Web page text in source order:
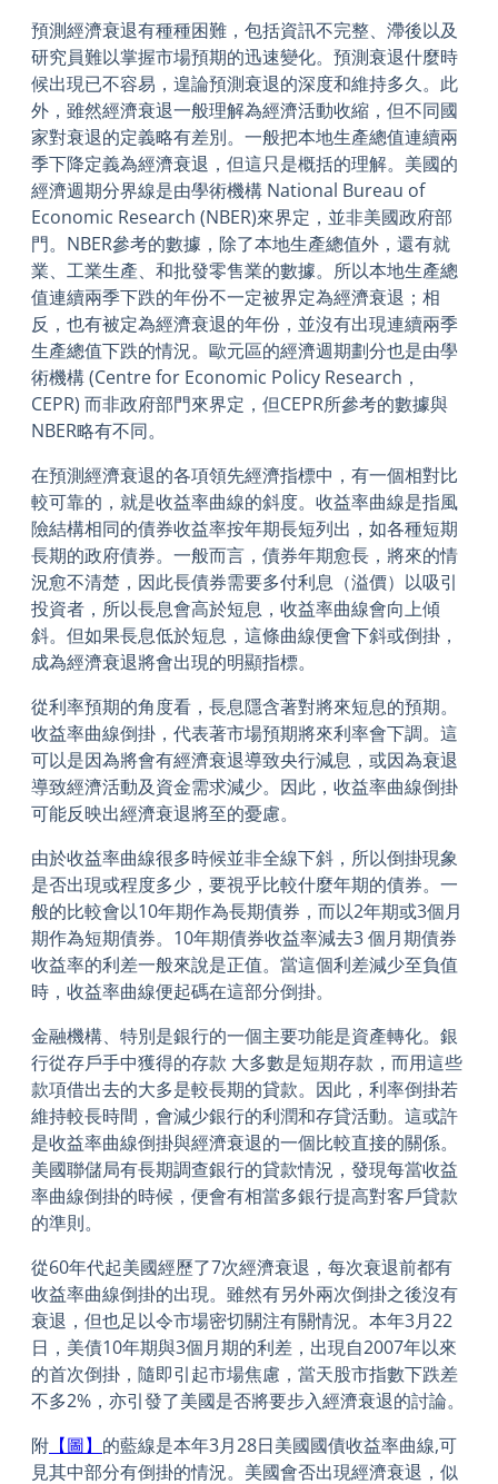
預測經濟衰退有種種困難，包括資訊不完整、滯後以及
研究員難以掌握市場預期的迅速變化。預測衰退什麼時
候出現已不容易，遑論預測衰退的深度和維持多久。此
外，雖然經濟衰退一般理解為經濟活動收縮，但不同國
家對衰退的定義略有差別。一般把本地生產總值連續兩
季下降定義為經濟衰退，但這只是概括的理解。美國的
經濟週期分界線是由學術機構 National Bureau of
Economic Research (NBER)來界定，並非美國政府部
門。NBER參考的數據，除了本地生產總值外，還有就
業、工業生產、和批發零售業的數據。所以本地生產總
值連續兩季下跌的年份不一定被界定為經濟衰退；相
反，也有被定為經濟衰退的年份，並沒有出現連續兩季
生產總值下跌的情況。歐元區的經濟週期劃分也是由學
術機構 (Centre for Economic Policy Research，
CEPR) 而非政府部門來界定，但CEPR所參考的數據與
NBER略有不同。
在預測經濟衰退的各項領先經濟指標中，有一個相對比
較可靠的，就是收益率曲線的斜度。收益率曲線是指風
險結構相同的債券收益率按年期長短列出，如各種短期
長期的政府債券。一般而言，債券年期愈長，將來的情
況愈不清楚，因此長債券需要多付利息（溢價）以吸引
投資者，所以長息會高於短息，收益率曲線會向上傾
斜。但如果長息低於短息，這條曲線便會下斜或倒掛，
成為經濟衰退將會出現的明顯指標。
從利率預期的角度看，長息隱含著對將來短息的預期。
收益率曲線倒掛，代表著市場預期將來利率會下調。這
可以是因為將會有經濟衰退導致央行減息，或因為衰退
導致經濟活動及資金需求減少。因此，收益率曲線倒掛
可能反映出經濟衰退將至的憂慮。
由於收益率曲線很多時候並非全線下斜，所以倒掛現象
是否出現或程度多少，要視乎比較什麼年期的債券。一
般的比較會以10年期作為長期債券，而以2年期或3個月
期作為短期債券。10年期債券收益率減去3 個月期債券
收益率的利差一般來說是正值。當這個利差減少至負值
時，收益率曲線便起碼在這部分倒掛。
金融機構、特別是銀行的一個主要功能是資產轉化。銀
行從存戶手中獲得的存款 大多數是短期存款，而用這些
款項借出去的大多是較長期的貸款。因此，利率倒掛若
維持較長時間，會減少銀行的利潤和存貸活動。這或許
是收益率曲線倒掛與經濟衰退的一個比較直接的關係。
美國聯儲局有長期調查銀行的貸款情況，發現每當收益
率曲線倒掛的時候，便會有相當多銀行提高對客戶貸款
的準則。
從60年代起美國經歷了7次經濟衰退，每次衰退前都有
收益率曲線倒掛的出現。雖然有另外兩次倒掛之後沒有
衰退，但也足以令市場密切關注有關情況。本年3月22
日，美債10年期與3個月期的利差，出現自2007年以來
的首次倒掛，隨即引起市場焦慮，當天股市指數下跌差
不多2%，亦引發了美國是否將要步入經濟衰退的討論。
附 【圖】 的藍線是本年3月28日美國國債收益率曲線,可
見其中部分有倒掛的情況。美國會否出現經濟衰退，似